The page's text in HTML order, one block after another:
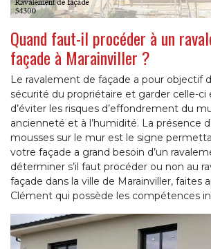
Quand faut-il procéder à un
façade à Marainviller ?
Le ravalement de façade a pour objectif
sécurité du propriétaire et garder celle-ci
d’éviter les risques d’effondrement du
ancienneté et à l’humidité. La présence
mousses sur le mur est le signe
votre façade a grand besoin d’un
déterminer s’il faut procéder ou non au
façade dans la ville de Marainviller, faites
Clément qui possède les compétences